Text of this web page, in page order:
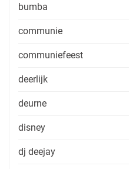
bumba
communie
communiefeest
deerlijk
deurne
disney
dj deejay